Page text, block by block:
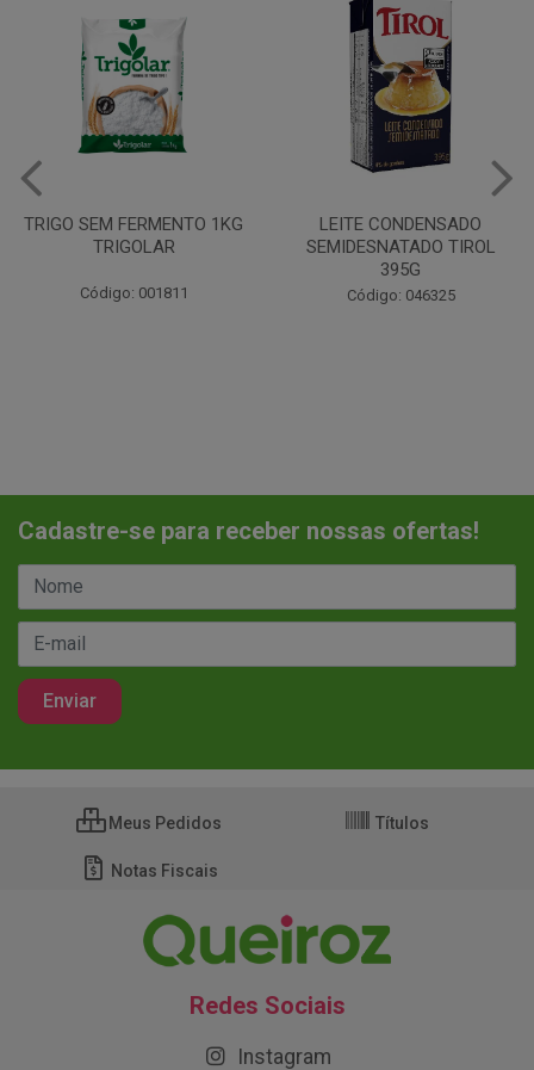
LEITE CONDENSADO
SEMIDESNATADO TIROL
Código: 046325
CHANTILINHO EM PO 400G
MIX
Código: 037442
Cadastre-se para receber nossas ofertas!
Meus Pedidos Títulos
Notas Fiscais
Redes Sociais
Instagram